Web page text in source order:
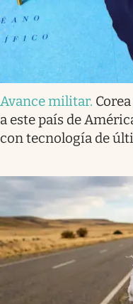
Avance militar.
a este país de
con tecnología de